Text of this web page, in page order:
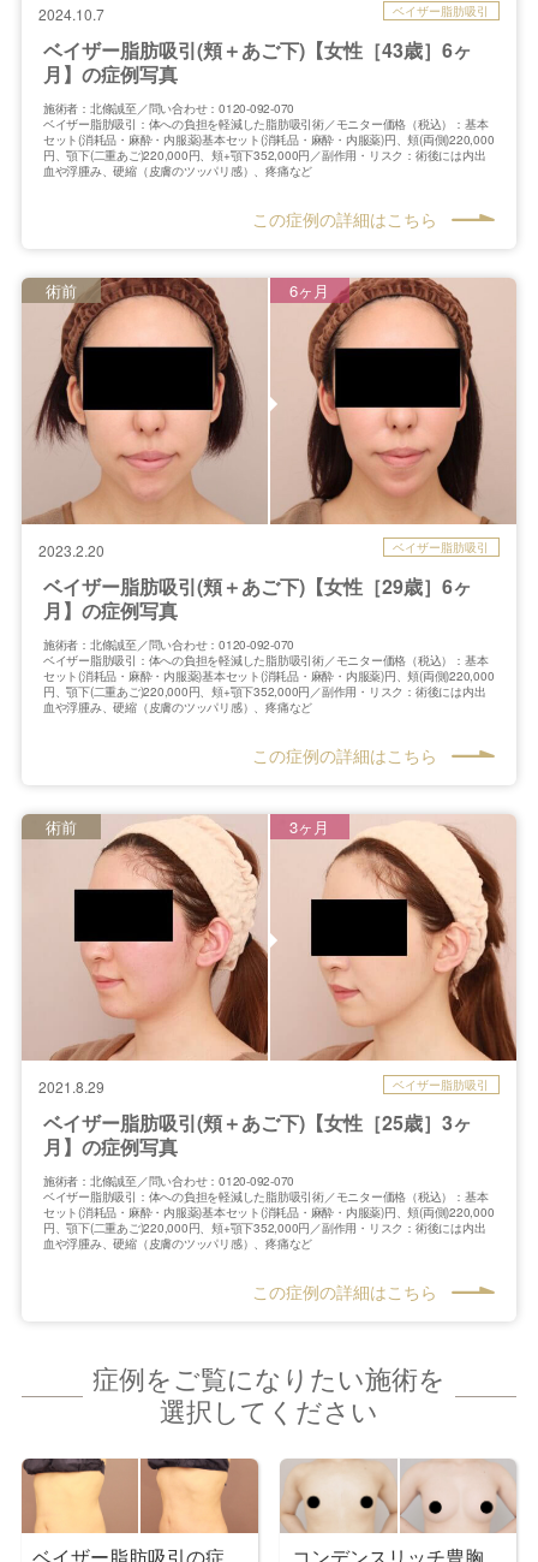
2024.10.7 ベイザー脂肪吸引
ベイザー脂肪吸引(頬＋あご下)【女性［43歳］6ヶ
月】の症例写真
施術者：北條誠至／問い合わせ：0120-092-070
ベイザー脂肪吸引：体への負担を軽減した脂肪吸引術／モニター価格（税込）：基本
セット(消耗品・麻酔・内服薬)基本セット(消耗品・麻酔・内服薬)円、頬(両側)220,000
円、顎下(二重あご)220,000円、頬+顎下352,000円／副作用・リスク：術後には内出
血や浮腫み、硬縮（皮膚のツッパリ感）、疼痛など
この症例の詳細はこちら
2023.2.20 ベイザー脂肪吸引
ベイザー脂肪吸引(頬＋あご下)【女性［29歳］6ヶ
月】の症例写真
術前 6ヶ月
施術者：北條誠至／問い合わせ：0120-092-070
ベイザー脂肪吸引：体への負担を軽減した脂肪吸引術／モニター価格（税込）：基本
セット(消耗品・麻酔・内服薬)基本セット(消耗品・麻酔・内服薬)円、頬(両側)220,000
円、顎下(二重あご)220,000円、頬+顎下352,000円／副作用・リスク：術後には内出
血や浮腫み、硬縮（皮膚のツッパリ感）、疼痛など
この症例の詳細はこちら
2021.8.29 ベイザー脂肪吸引
ベイザー脂肪吸引(頬＋あご下)【女性［25歳］3ヶ
月】の症例写真
術前 3ヶ月
施術者：北條誠至／問い合わせ：0120-092-070
ベイザー脂肪吸引：体への負担を軽減した脂肪吸引術／モニター価格（税込）：基本
セット(消耗品・麻酔・内服薬)基本セット(消耗品・麻酔・内服薬)円、頬(両側)220,000
円、顎下(二重あご)220,000円、頬+顎下352,000円／副作用・リスク：術後には内出
血や浮腫み、硬縮（皮膚のツッパリ感）、疼痛など
この症例の詳細はこちら
症例をご覧になりたい施術を
選択してください
ベイザー脂肪吸引の症 コンデンスリッチ豊胸